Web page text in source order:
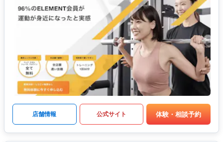
店舗情報 公式サイト 体験・相談予約